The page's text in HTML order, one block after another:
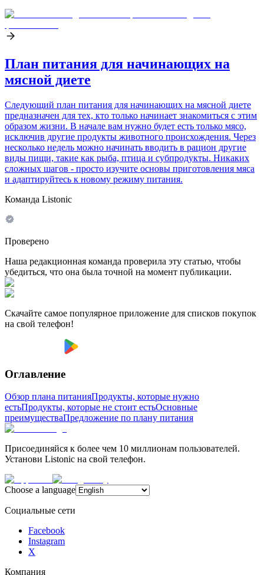
План питания для начинающих на
мясной диете
Следующий план питания для начинающих на мясной диете
предназначен для тех, кто только начинает знакомиться с этим
образом жизни. В начале вам нужно будет есть только мясо,
исключив другие продукты животного происхождения. Через
несколько недель можно начинать вводить в рацион другие
виды пищи, такие как рыба, птица и субпродукты. Никаких
сложных шагов - просто изучите основы приготовления мяса
и адаптируйтесь к новому режиму питания.
Команда Listonic
Проверено
Наша редакционная команда проверила эту статью, чтобы
убедиться, что она была точной на момент публикации.
Скачайте самое популярное приложение для списков покупок
на свой телефон!
Оглавление
Обзор плана питанияПродукты, которые нужно
естьПродукты, которые не стоит естьОсновные
преимуществаПредложение по плану питания
Присоединяйся к более чем 10 миллионам пользователей.
Установи Listonic на свой телефон.
Choose a language
Социальные сети
Facebook
Instagram
X
Компания